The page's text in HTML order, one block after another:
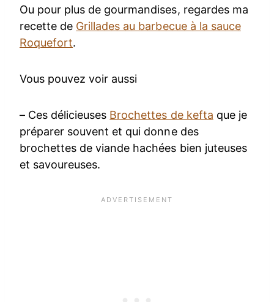
Ou pour plus de gourmandises, regardes ma
recette de Grillades au barbecue à la sauce
Roquefort.
Vous pouvez voir aussi
– Ces délicieuses Brochettes de kefta que je
préparer souvent et qui donne des
brochettes de viande hachées bien juteuses
et savoureuses.